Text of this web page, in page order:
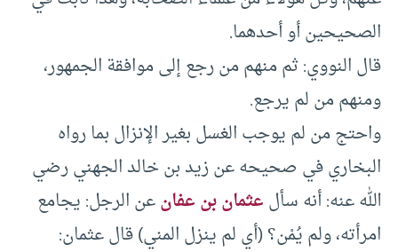
الصحيحين أو أحدهما.
قال النووي: ثم منهم من رجع إلى موافقة الجمهور،
ومنهم من لم يرجع.
واحتج من لم يوجب الغسل بغير الإنزال بما رواه
البخاري في صحيحه عن زيد بن خالد الجهني رضي
الله عنه: أنه سألعثمان بن عفانعن الرجل: يجامع
امرأته، ولم يُمْن؟ (أي لم ينزل المني) قال عثمان: